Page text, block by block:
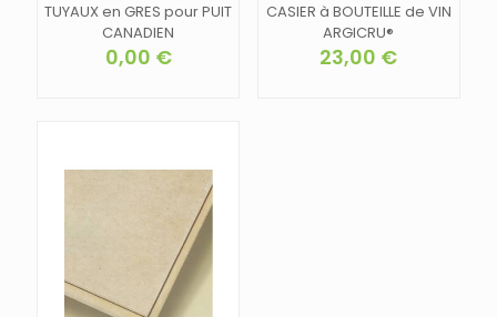
TUYAUX en GRES pour PUIT
CANADIEN
0,00 €
CASIER à BOUTEILLE de VIN
ARGICRU®
23,00 €